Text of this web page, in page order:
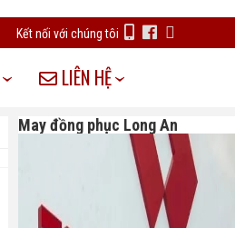
Kết nối với chúng tôi
LIÊN HỆ
May đồng phục Long An